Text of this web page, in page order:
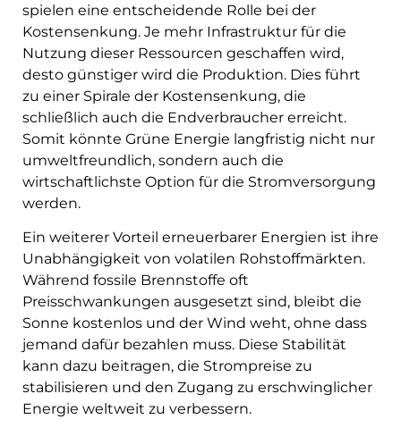
spielen eine entscheidende Rolle bei der
Kostensenkung. Je mehr Infrastruktur für die
Nutzung dieser Ressourcen geschaffen wird,
desto günstiger wird die Produktion. Dies führt
zu einer Spirale der Kostensenkung, die
schließlich auch die Endverbraucher erreicht.
Somit könnte Grüne Energie langfristig nicht nur
umweltfreundlich, sondern auch die
wirtschaftlichste Option für die Stromversorgung
werden.
Ein weiterer Vorteil erneuerbarer Energien ist ihre
Unabhängigkeit von volatilen Rohstoffmärkten.
Während fossile Brennstoffe oft
Preisschwankungen ausgesetzt sind, bleibt die
Sonne kostenlos und der Wind weht, ohne dass
jemand dafür bezahlen muss. Diese Stabilität
kann dazu beitragen, die Strompreise zu
stabilisieren und den Zugang zu erschwinglicher
Energie weltweit zu verbessern.